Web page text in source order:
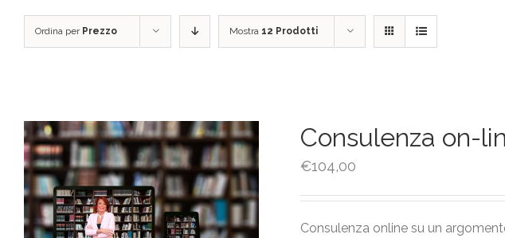
Ordina per Prezzo Mostra 12 Prodotti
Consulenza on-
€104,00
Consulenza online su un